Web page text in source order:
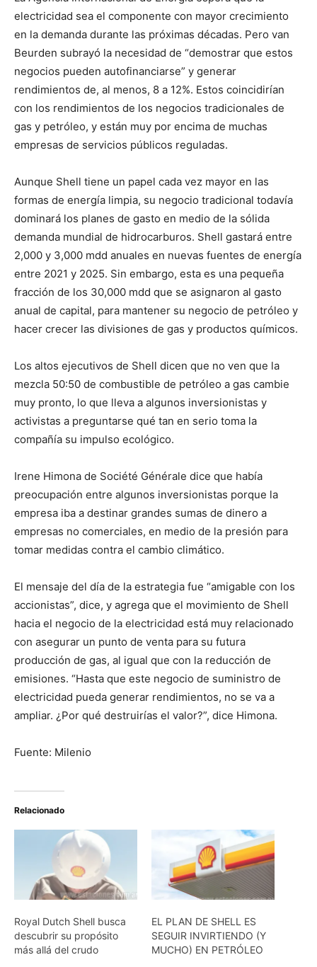
electricidad sea el componente con mayor crecimiento
en la demanda durante las próximas décadas. Pero van
Beurden subrayó la necesidad de “demostrar que estos
negocios pueden autofinanciarse” y generar
rendimientos de, al menos, 8 a 12%. Estos coincidirían
con los rendimientos de los negocios tradicionales de
gas y petróleo, y están muy por encima de muchas
empresas de servicios públicos reguladas.
Aunque Shell tiene un papel cada vez mayor en las
formas de energía limpia, su negocio tradicional todavía
dominará los planes de gasto en medio de la sólida
demanda mundial de hidrocarburos. Shell gastará entre
2,000 y 3,000 mdd anuales en nuevas fuentes de energía
entre 2021 y 2025. Sin embargo, esta es una pequeña
fracción de los 30,000 mdd que se asignaron al gasto
anual de capital, para mantener su negocio de petróleo y
hacer crecer las divisiones de gas y productos químicos.
Los altos ejecutivos de Shell dicen que no ven que la
mezcla 50:50 de combustible de petróleo a gas cambie
muy pronto, lo que lleva a algunos inversionistas y
activistas a preguntarse qué tan en serio toma la
compañía su impulso ecológico.
Irene Himona de Société Générale dice que había
preocupación entre algunos inversionistas porque la
empresa iba a destinar grandes sumas de dinero a
empresas no comerciales, en medio de la presión para
tomar medidas contra el cambio climático.
El mensaje del día de la estrategia fue “amigable con los
accionistas”, dice, y agrega que el movimiento de Shell
hacia el negocio de la electricidad está muy relacionado
con asegurar un punto de venta para su futura
producción de gas, al igual que con la reducción de
emisiones. “Hasta que este negocio de suministro de
electricidad pueda generar rendimientos, no se va a
ampliar. ¿Por qué destruirías el valor?”, dice Himona.
Fuente: Milenio
Relacionado
Royal Dutch Shell busca
descubrir su propósito
más allá del crudo
EL PLAN DE SHELL ES
SEGUIR INVIRTIENDO (Y
MUCHO) EN PETRÓLEO